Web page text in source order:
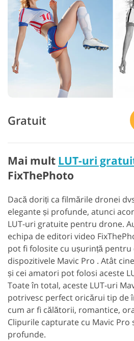
Gratuit
Mai mult LUT-uri
FixThePhoto
Dacă doriți ca filmările dronei
elegante și profunde, atunci
LUT-uri gratuite pentru drone.
echipa de editori video
pot fi folosite cu ușurință
dispozitivele Mavic Pro . Atât
și cei amatori pot folosi aceste
Toate în total, aceste LUT-uri
potrivesc perfect oricărui tip de
cum ar fi călătorii, romantice,
Clipurile capturate cu Mavic Pro
profunde.